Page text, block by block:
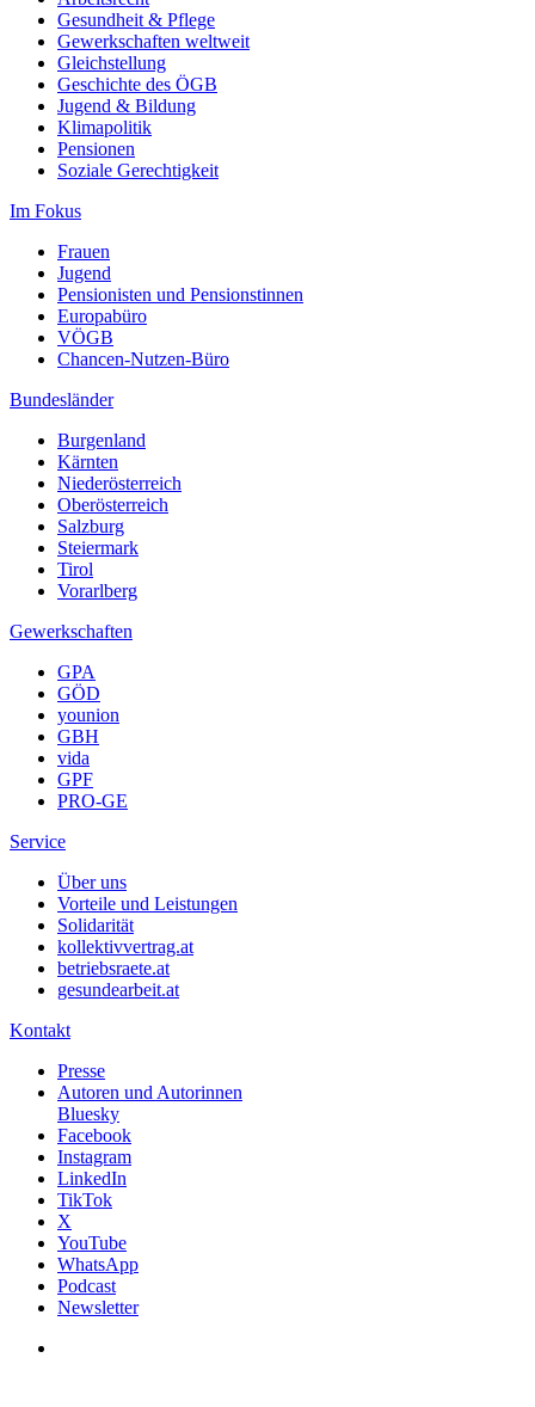
Gesundheit & Pflege
Gewerkschaften weltweit
Gleichstellung
Geschichte des ÖGB
Jugend & Bildung
Klimapolitik
Pensionen
Soziale Gerechtigkeit
Im Fokus
Frauen
Jugend
Pensionisten und Pensionstinnen
Europabüro
VÖGB
Chancen-Nutzen-Büro
Bundesländer
Burgenland
Kärnten
Niederösterreich
Oberösterreich
Salzburg
Steiermark
Tirol
Vorarlberg
Gewerkschaften
GPA
GÖD
younion
GBH
vida
GPF
PRO-GE
Service
Über uns
Vorteile und Leistungen
Solidarität
kollektivvertrag.at
betriebsraete.at
gesundearbeit.at
Kontakt
Presse
Autoren und Autorinnen
Bluesky
Facebook
Instagram
LinkedIn
TikTok
X
YouTube
WhatsApp
Podcast
Newsletter